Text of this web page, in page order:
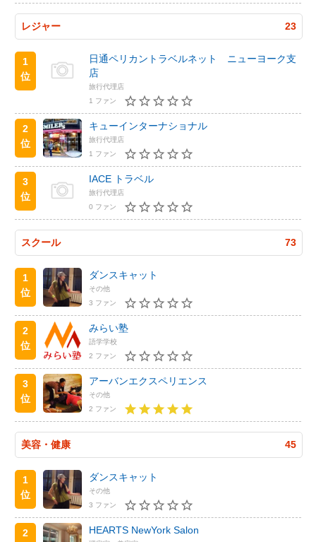
レジャー 23
1
位
日通ペリカントラベルネット ニューヨーク支
店
旅行代理店
1 ファン
2
位
キューインターナショナル
旅行代理店
1 ファン
3
位
IACE トラベル
旅行代理店
0 ファン
スクール 73
1
位
ダンスキャット
その他
3 ファン
2
位
みらい塾
語学学校
2 ファン
3
位
アーバンエクスペリエンス
その他
2 ファン
美容・健康 45
1
位
ダンスキャット
その他
3 ファン
2
HEARTS NewYork Salon